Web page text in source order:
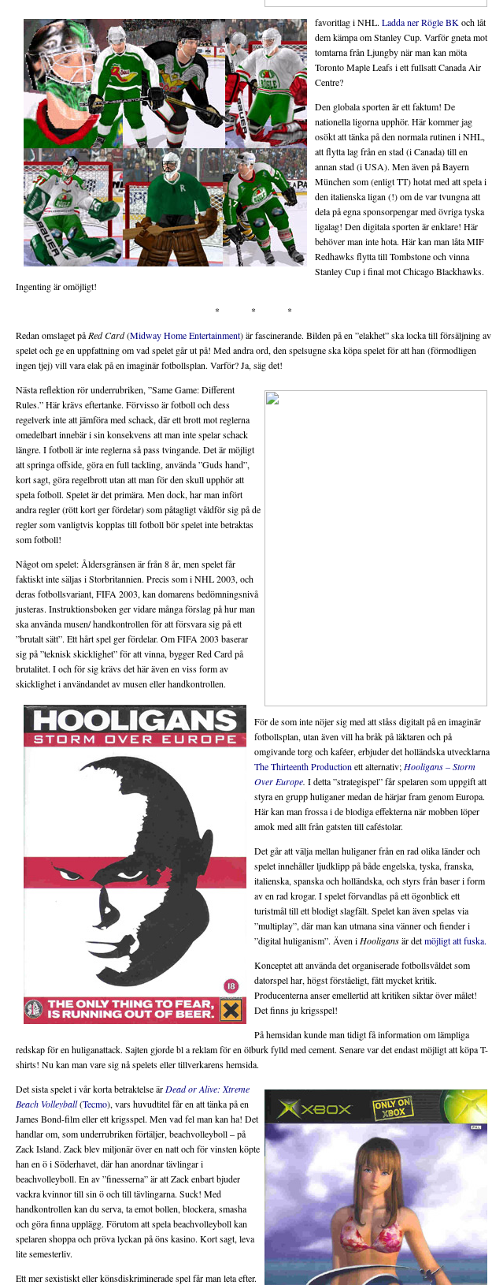
favoritlag i NHL. Ladda ner Rögle BK och låt
dem kämpa om Stanley Cup. Varför gneta mot
tomtarna från Ljungby när man kan möta
Toronto Maple Leafs i ett fullsatt Canada Air
Centre?
Den globala sporten är ett faktum! De
nationella ligorna upphör. Här kommer jag
osökt att tänka på den normala rutinen i NHL,
att flytta lag från en stad (i Canada) till en
annan stad (i USA). Men även på Bayern
München som (enligt TT) hotat med att spela i
den italienska ligan (!) om de var tvungna att
dela på egna sponsorpengar med övriga tyska
ligalag! Den digitala sporten är enklare! Här
behöver man inte hota. Här kan man låta MIF
Redhawks flytta till Tombstone och vinna
Stanley Cup i final mot Chicago Blackhawks.
Ingenting är omöjligt!
* * *
Redan omslaget på Red Card(Midway Home Entertainment) är fascinerande. Bilden på en ”elakhet” ska locka till försäljning av
spelet och ge en uppfattning om vad spelet går ut på! Med andra ord, den spelsugne ska köpa spelet för att han (förmodligen
ingen tjej) vill vara elak på en imaginär fotbollsplan. Varför? Ja, säg det!
Nästa reflektion rör underrubriken, ”Same Game: Different
Rules.” Här krävs eftertanke. Förvisso är fotboll och dess
regelverk inte att jämföra med schack, där ett brott mot reglerna
omedelbart innebär i sin konsekvens att man inte spelar schack
längre. I fotboll är inte reglerna så pass tvingande. Det är möjligt
att springa offside, göra en full tackling, använda ”Guds hand”,
kort sagt, göra regelbrott utan att man för den skull upphör att
spela fotboll. Spelet är det primära. Men dock, har man infört
andra regler (rött kort ger fördelar) som påtagligt våldför sig på de
regler som vanligtvis kopplas till fotboll bör spelet inte betraktas
som fotboll!
Något om spelet: Åldersgränsen är från 8 år, men spelet får
faktiskt inte säljas i Storbritannien. Precis som i NHL 2003, och
deras fotbollsvariant, FIFA 2003, kan domarens bedömningsnivå
justeras. Instruktionsboken ger vidare många förslag på hur man
ska använda musen/ handkontrollen för att försvara sig på ett
”brutalt sätt”. Ett hårt spel ger fördelar. Om FIFA 2003 baserar
sig på ”teknisk skicklighet” för att vinna, bygger Red Card på
brutalitet. I och för sig krävs det här även en viss form av
skicklighet i användandet av musen eller handkontrollen.
För de som inte nöjer sig med att slåss digitalt på en imaginär
fotbollsplan, utan även vill ha bråk på läktaren och på
omgivande torg och kaféer, erbjuder det holländska utvecklarna
The Thirteenth Production ett alternativ; Hooligans – Storm
Over Europe. I detta ”strategispel” får spelaren som uppgift att
styra en grupp huliganer medan de härjar fram genom Europa.
Här kan man frossa i de blodiga effekterna när mobben löper
amok med allt från gatsten till caféstolar.
Det går att välja mellan huliganer från en rad olika länder och
spelet innehåller ljudklipp på både engelska, tyska, franska,
italienska, spanska och holländska, och styrs från baser i form
av en rad krogar. I spelet förvandlas på ett ögonblick ett
turistmål till ett blodigt slagfält. Spelet kan även spelas via
”multiplay”, där man kan utmana sina vänner och fiender i
”digital huliganism”. Även i Hooligansär detmöjligt att fuska.
Konceptet att använda det organiserade fotbollsvåldet som
datorspel har, högst förståeligt, fått mycket kritik.
Producenterna anser emellertid att kritiken siktar över målet!
Det finns ju krigsspel!
På hemsidan kunde man tidigt få information om lämpliga
redskap för en huliganattack. Sajten gjorde bl a reklam för en ölburk fylld med cement. Senare var det endast möjligt att köpa T-
shirts! Nu kan man vare sig nå spelets eller tillverkarens hemsida.
Det sista spelet i vår korta betraktelse är Dead or Alive: Xtreme
Beach Volleyball(Tecmo), vars huvudtitel får en att tänka på en
James Bond-film eller ett krigsspel. Men vad fel man kan ha! Det
handlar om, som underrubriken förtäljer, beachvolleyboll – på
Zack Island. Zack blev miljonär över en natt och för vinsten köpte
han en ö i Söderhavet, där han anordnar tävlingar i
beachvolleyboll. En av ”finesserna” är att Zack enbart bjuder
vackra kvinnor till sin ö och till tävlingarna. Suck! Med
handkontrollen kan du serva, ta emot bollen, blockera, smasha
och göra finna upplägg. Förutom att spela beachvolleyboll kan
spelaren shoppa och pröva lyckan på öns kasino. Kort sagt, leva
lite semesterliv.
Ett mer sexistiskt eller könsdiskriminerade spel får man leta efter.